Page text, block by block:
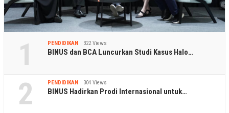
1 PENDIDIKAN 322 Views
BINUS dan BCA Luncurkan Studi Kasus Halo…
2 PENDIDIKAN 304 Views
BINUS Hadirkan Prodi Internasional untuk…